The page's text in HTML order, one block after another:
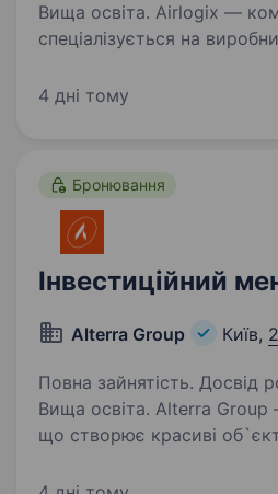
Вища освіта. Airlogix — компанія, яка
спеціалізується на
апаратів (БПЛА). Зараз
4 дні тому
Бронювання
Інвестиційний
Alterra Group Київ,
Повна зайнятість. Досвід
Вища освіта. Alterra Group — девелопер,
що створює красиві
девелоперських проєктів